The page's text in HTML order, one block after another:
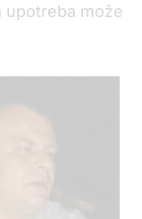
upotreba može